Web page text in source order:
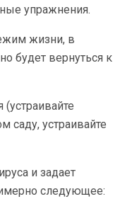
упражнения.
жизни, в
будет вернуться к
саду, устраивайте
и задает
следующее: